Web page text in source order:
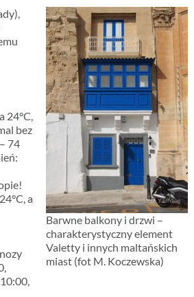
Barwne balkony i drzwi –
charakterystyczny element
Valetty i innych maltańskich
miast (fot M. Koczewska)
24°C,
bez
74
a